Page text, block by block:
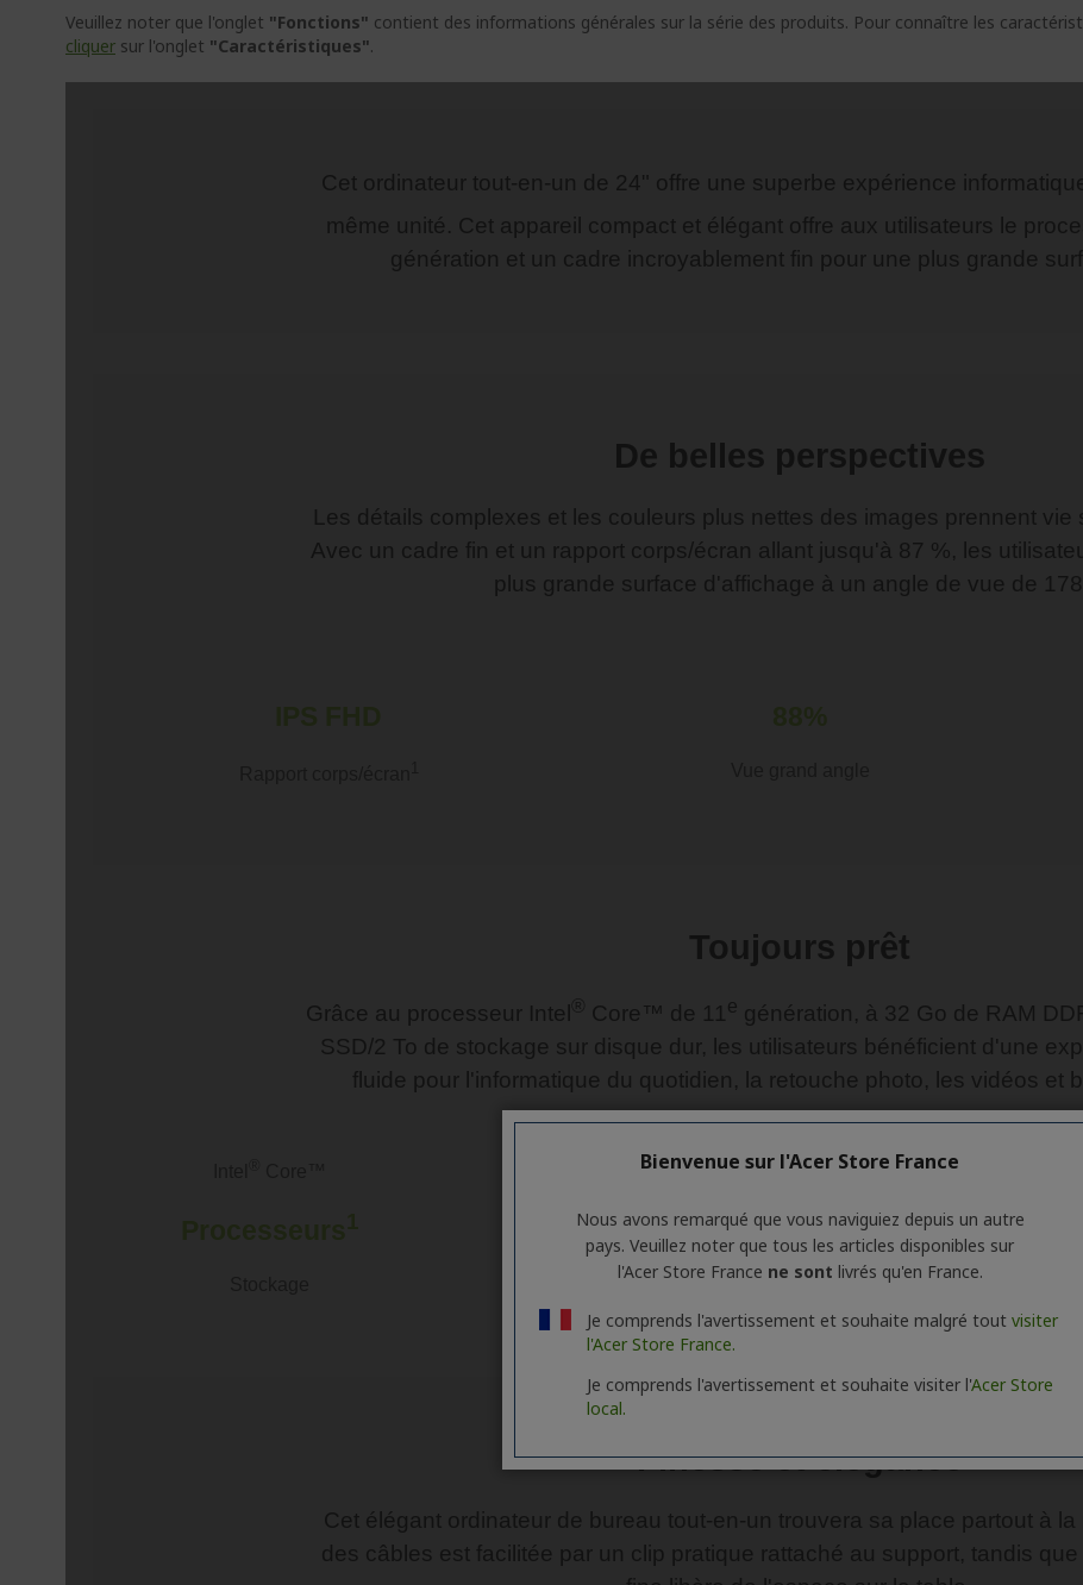
Veuillez noter que l'onglet "Fonctions" contient des informations générales sur la série des produits. Pour connaître les
cliquer sur l'onglet "Caractéristiques".
Bienvenue sur l'Acer Store France
Nous avons remarqué que vous naviguiez depuis un autre
pays. Veuillez noter que tous les articles disponibles sur
l'Acer Store France ne sont livrés qu'en France.
Je comprends l'avertissement et souhaite malgré tout visiter
l'Acer Store France.
Je comprends l'avertissement et souhaite visiter l'Acer Store
local.